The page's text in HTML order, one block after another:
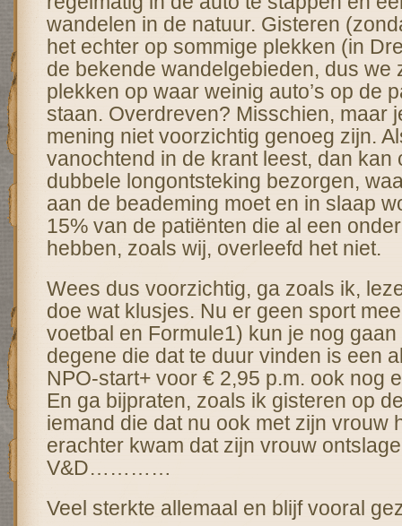
wandelen in de natuur. Gisteren
het echter op sommige plekken (in
de bekende wandelgebieden, dus we
plekken op waar weinig auto’s op de
staan. Overdreven? Misschien, maar
mening niet voorzichtig genoeg zijn.
vanochtend in de krant leest, dan kan
dubbele longontsteking bezorgen,
aan de beademing moet en in slaap
15% van de patiënten die al een
hebben, zoals wij, overleefd het niet.
Wees dus voorzichtig, ga zoals ik,
doe wat klusjes. Nu er geen sport
voetbal en Formule1) kun je nog
degene die dat te duur vinden is een
NPO-start+ voor € 2,95 p.m. ook nog
En ga bijpraten, zoals ik gisteren op
iemand die dat nu ook met zijn vrouw
erachter kwam dat zijn vrouw
V&D…………
Veel sterkte allemaal en blijf vooral